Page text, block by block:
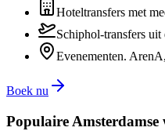
Hoteltransfers met
Schiphol-transfers uit
Evenementen.
Boek nu
Populaire Amsterdamse